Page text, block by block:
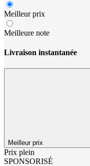
Meilleur prix
Meilleure note
Livraison instantanée
Meilleur prix
Prix plein
SPONSORISÉ